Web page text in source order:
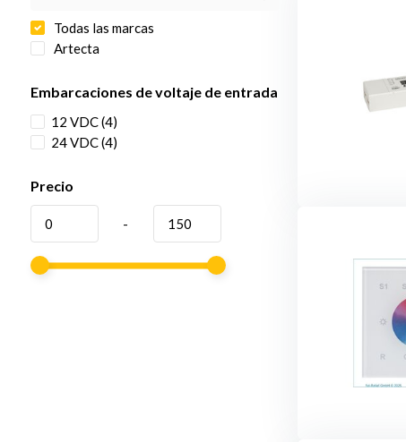
Todas las marcas
Artecta
Embarcaciones de voltaje de entrada
12 VDC(4)
24 VDC(4)
Precio
-